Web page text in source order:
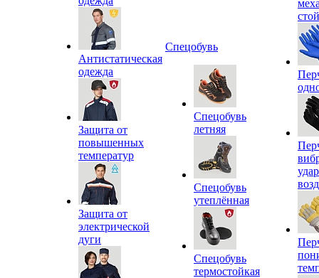
Антистатическая
одежда
Защита от
повышенных
температур
Защита от
электрической
дуги
Спецобувь
Спецобувь
летняя
Спецобувь
утеплённая
Спецобувь
термостойкая